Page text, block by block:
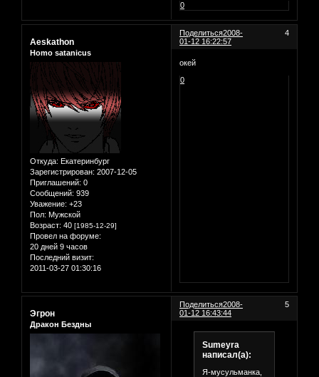
0
Поделиться 4
2008-
01-12 16:22:57
Aeskathon
Homo satanicus
Откуда: Екатеринбург
Зарегистрирован: 2007-12-05
Приглашений: 0
Сообщений: 939
Уважение: +23
Пол: Мужской
Возраст: 40 [1985-12-29]
Провел на форуме:
20 дней 9 часов
Последний визит:
2011-03-27 01:30:16
окей
0
Поделиться 5
2008-
01-12 16:43:44
Эгрон
Дракон Бездны
Sumeyra
написал(а):
Я-мусульманка,